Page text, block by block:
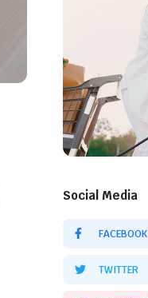
Social Media
FACEBOOK
TWITTER